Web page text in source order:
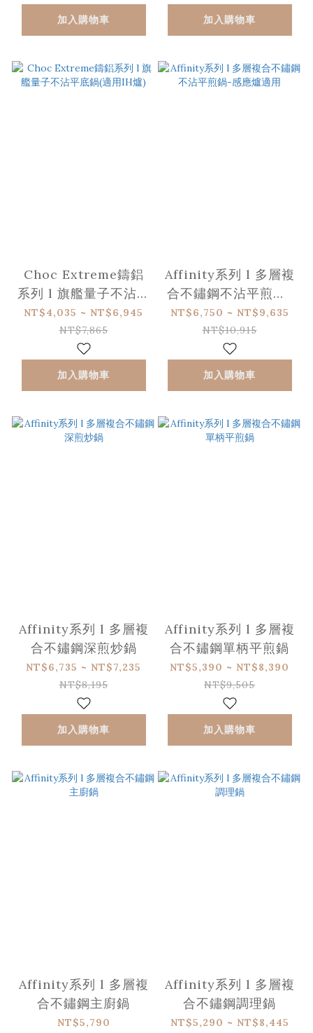
加入購物車 加入購物車
Choc Extreme鑄鋁
系列 l 旗艦量子不沾平
底鍋(適用IH爐)
NT$4,035 ~ NT$6,945
NT$7,865
加入購物車
Affinity系列 l 多層複
合不鏽鋼不沾平煎鍋-
感應爐適用
NT$6,750 ~ NT$9,635
NT$10,915
加入購物車
Affinity系列 l 多層複
合不鏽鋼深煎炒鍋
NT$6,735 ~ NT$7,235
NT$8,195
加入購物車
Affinity系列 l 多層複
合不鏽鋼單柄平煎鍋
NT$5,390 ~ NT$8,390
NT$9,505
加入購物車
Affinity系列 l 多層複
合不鏽鋼主廚鍋
NT$5,790
Affinity系列 l 多層複
合不鏽鋼調理鍋
NT$5,290 ~ NT$8,445